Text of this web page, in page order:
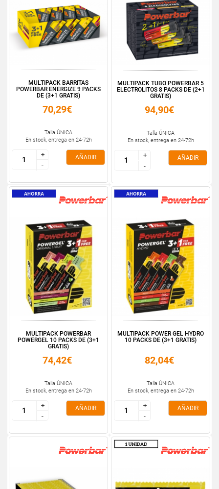
MULTIPACK BARRITAS
POWERBAR ENERGIZE 9 PACKS
DE (3+1 GRATIS)
70,29€
Talla ÚNICA
En stock, entrega en 24-72h
+
-
+
-
AÑADIR
MULTIPACK TUBO POWERBAR 5
ELECTROLITOS 8 PACKS DE (2+1
GRATIS)
94,90€
Talla ÚNICA
En stock, entrega en 24-72h
+
-
+
-
AÑADIR
MULTIPACK POWERBAR
POWERGEL 10 PACKS DE (3+1
GRATIS)
74,42€
Talla ÚNICA
En stock, entrega en 24-72h
+
-
+
-
AÑADIR
MULTIPACK POWER GEL HYDRO
10 PACKS DE (3+1 GRATIS)
82,04€
Talla ÚNICA
En stock, entrega en 24-72h
+
-
+
-
AÑADIR